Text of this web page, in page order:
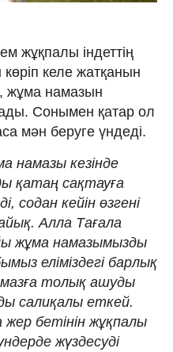
жұқпалы індеттің
көріп келе жатқанын
жұма намазын
Сонымен қатар ол
мән беруге үндеді.
намазы кезінде
қатаң сақтауға
содан кейін өзгені
Алла Тағала
жұма намазымызды
еліміздегі барлық
толық ашуды
салиқалы еткей.
бетінін жұқпалы
жүздесуді